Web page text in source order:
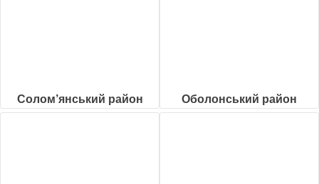
Солом’янський район Оболонський район